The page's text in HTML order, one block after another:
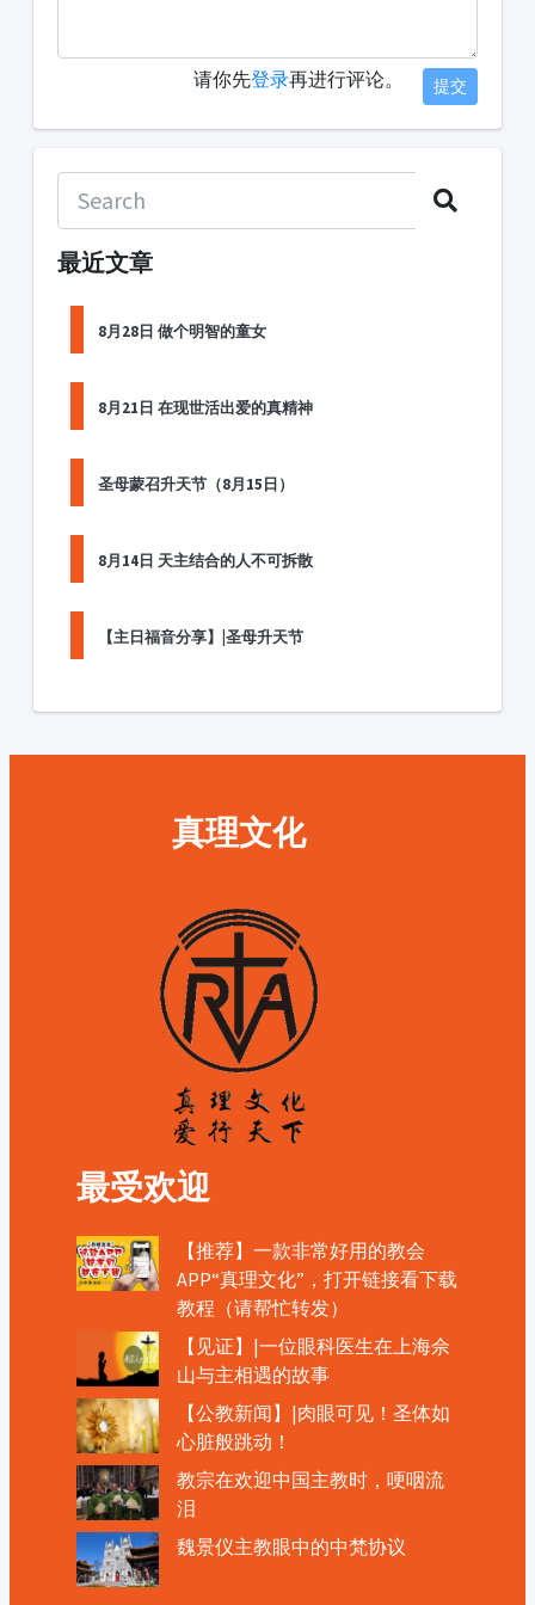
请你先登录再进行评论。 提交
最近文章
8月28日 做个明智的童女
8月21日 在现世活出爱的真精神
圣母蒙召升天节（8月15日）
8月14日 天主结合的人不可拆散
【主日福音分享】|圣母升天节
真理文化
最受欢迎
【推荐】一款非常好用的教会
APP“真理文化”，打开链接看下载
教程（请帮忙转发）
【见证】|一位眼科医生在上海佘
山与主相遇的故事
【公教新闻】|肉眼可见！圣体如
心脏般跳动！
教宗在欢迎中国主教时，哽咽流
泪
魏景仪主教眼中的中梵协议